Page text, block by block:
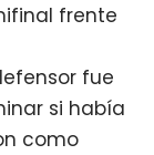
frente
fue
si había
como